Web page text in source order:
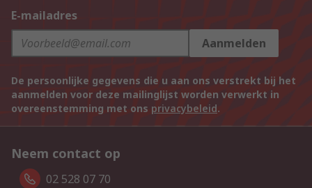
E-mailadres
Aanmelden
De persoonlijke gegevens die u aan ons verstrekt bij het
aanmelden voor deze mailinglijst worden verwerkt in
overeenstemming met ons privacybeleid.
Neem contact op
02 528 07 70